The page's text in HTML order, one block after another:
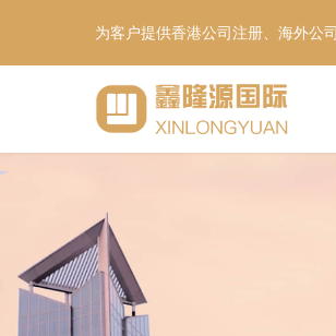
为客户提供香港公司注册、海外公